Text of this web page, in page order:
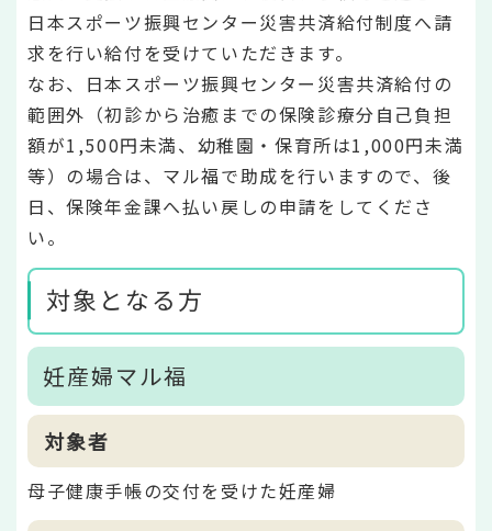
日本スポーツ振興センター災害共済給付制度へ請
求を行い給付を受けていただきます。
なお、日本スポーツ振興センター災害共済給付の
範囲外（初診から治癒までの保険診療分自己負担
額が1,500円未満、幼稚園・保育所は1,000円未満
等）の場合は、マル福で助成を行いますので、後
日、保険年金課へ払い戻しの申請をしてくださ
い。
対象となる方
妊産婦マル福
対象者
母子健康手帳の交付を受けた妊産婦